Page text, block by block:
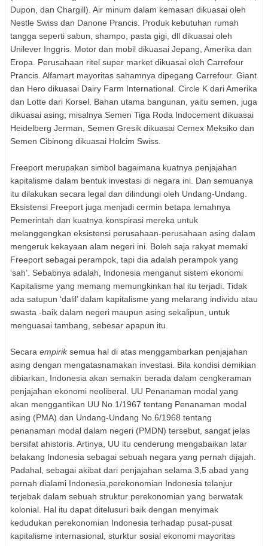
Dupon, dan Chargill). Air minum dalam kemasan dikuasai oleh
Nestle Swiss dan Danone Prancis. Produk kebutuhan rumah
tangga seperti sabun, shampo, pasta gigi, dll dikuasai oleh
Unilever Inggris. Motor dan mobil dikuasai Jepang, Amerika dan
Eropa. Perusahaan ritel super market dikuasai oleh Carrefour
Prancis. Alfamart mayoritas sahamnya dipegang Carrefour. Giant
dan Hero dikuasai Dairy Farm International. Circle K dari Amerika
dan Lotte dari Korsel. Bahan utama bangunan, yaitu semen, juga
dikuasai asing; misalnya Semen Tiga Roda Indocement dikuasai
Heidelberg Jerman, Semen Gresik dikuasai Cemex Meksiko dan
Semen Cibinong dikuasai Holcim Swiss.
Freeport merupakan simbol bagaimana kuatnya penjajahan
kapitalisme dalam bentuk investasi di negara ini. Dan semuanya
itu dilakukan secara legal dan dilindungi oleh Undang-Undang.
Eksistensi Freeport juga menjadi cermin betapa lemahnya
Pemerintah dan kuatnya konspirasi mereka untuk
melanggengkan eksistensi perusahaan-perusahaan asing dalam
mengeruk kekayaan alam negeri ini. Boleh saja rakyat memaki
Freeport sebagai perampok, tapi dia adalah perampok yang
‘sah’. Sebabnya adalah, Indonesia menganut sistem ekonomi
Kapitalisme yang memang memungkinkan hal itu terjadi. Tidak
ada satupun ‘dalil’ dalam kapitalisme yang melarang individu atau
swasta -baik dalam negeri maupun asing sekalipun, untuk
menguasai tambang, sebesar apapun itu.
Secara empiriksemua hal di atas menggambarkan penjajahan
asing dengan mengatasnamakan investasi. Bila kondisi demikian
dibiarkan, Indonesia akan semakin berada dalam cengkeraman
penjajahan ekonomi neoliberal. UU Penanaman modal yang
akan menggantikan UU No.1/1967 tentang Penanaman modal
asing (PMA) dan Undang-Undang No.6/1968 tentang
penanaman modal dalam negeri (PMDN) tersebut, sangat jelas
bersifat ahistoris. Artinya, UU itu cenderung mengabaikan latar
belakang Indonesia sebagai sebuah negara yang pernah dijajah.
Padahal, sebagai akibat dari penjajahan selama 3,5 abad yang
pernah dialami Indonesia,perekonomian Indonesia telanjur
terjebak dalam sebuah struktur perekonomian yang berwatak
kolonial. Hal itu dapat ditelusuri baik dengan menyimak
kedudukan perekonomian Indonesia terhadap pusat-pusat
kapitalisme internasional, sturktur sosial ekonomi mayoritas